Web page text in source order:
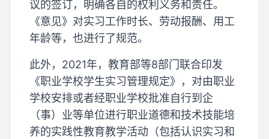
议的签订，明确各自的权利义务和责任。
《意见》对实习工作时长、劳动报酬、用工
年龄等，也进行了规范。
此外，2021年，教育部等8部门联合印发
《职业学校学生实习管理规定》，对由职业
学校安排或者经职业学校批准自行到企
（事）业等单位进行职业道德和技术技能培
养的实践性教育教学活动（包括认识实习和